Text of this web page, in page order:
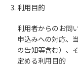
利用目的
利用者からのお問
申込みへの対応、
の告知等含む）、
定める利用目的